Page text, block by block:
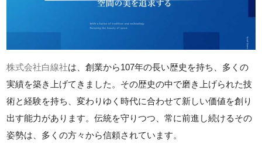
株式会社白線社は、創業から107年の長い歴史を持ち、多くの
実績を築き上げてきました。その歴史の中で磨き上げられた技
術と経験を持ち、変わりゆく時代に合わせて新しい価値を創り
出す能力があります。伝統を守りつつ、常に前進し続けるその
姿勢は、多くの方々から信頼されています。